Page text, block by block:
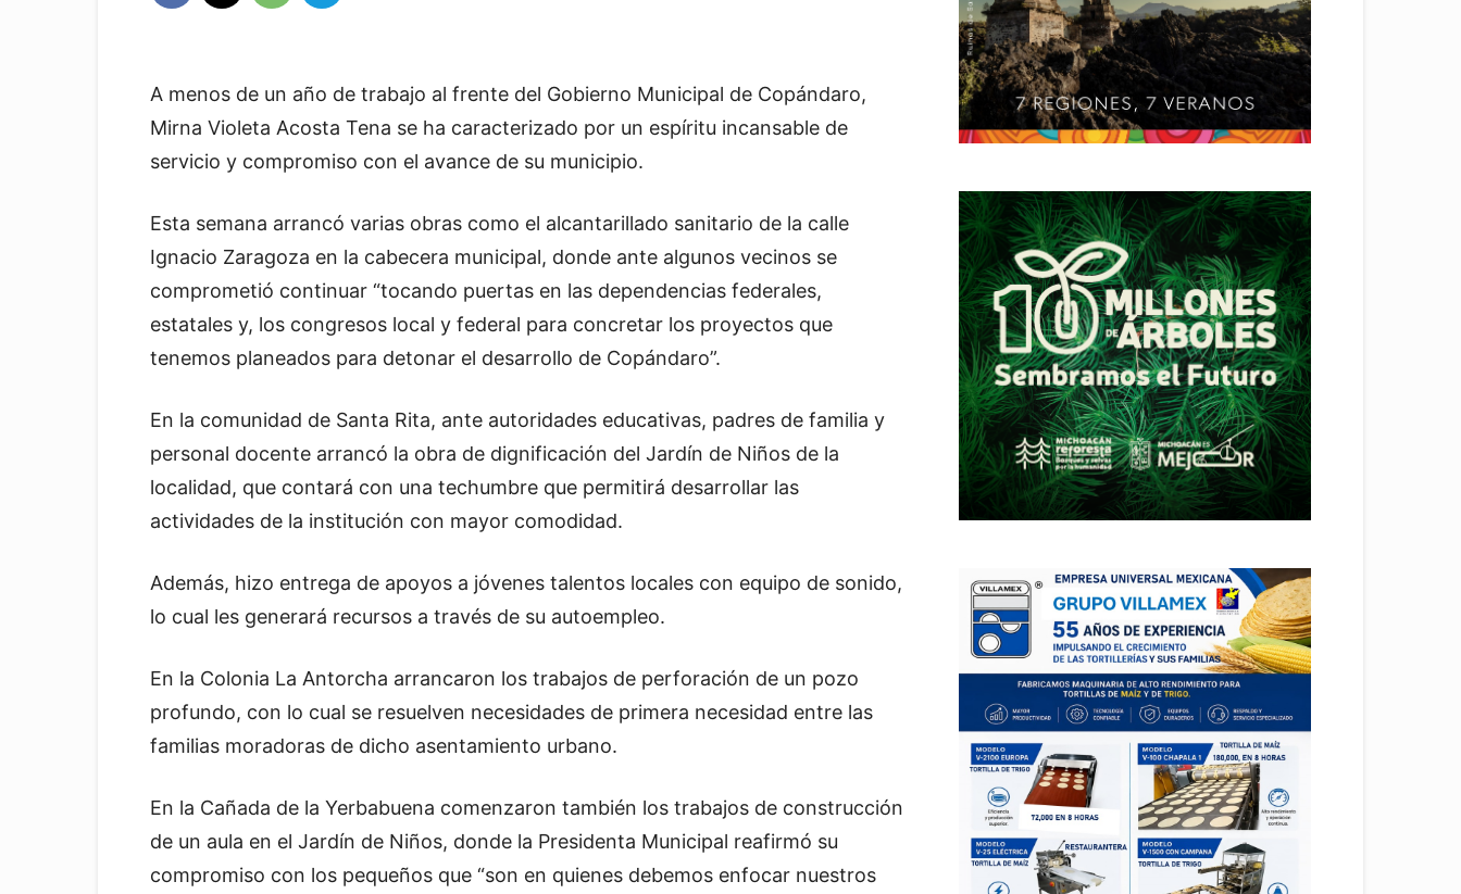
A menos de un año de trabajo al frente del Gobierno Municipal de Copándaro,
Mirna Violeta Acosta Tena se ha caracterizado por un espíritu incansable de
servicio y compromiso con el avance de su municipio.
Esta semana arrancó varias obras como el alcantarillado sanitario de la calle
Ignacio Zaragoza en la cabecera municipal, donde ante algunos vecinos se
comprometió continuar “tocando puertas en las dependencias federales,
estatales y, los congresos local y federal para concretar los proyectos que
tenemos planeados para detonar el desarrollo de Copándaro”.
En la comunidad de Santa Rita, ante autoridades educativas, padres de familia y
personal docente arrancó la obra de dignificación del Jardín de Niños de la
localidad, que contará con una techumbre que permitirá desarrollar las
actividades de la institución con mayor comodidad.
Además, hizo entrega de apoyos a jóvenes talentos locales con equipo de sonido,
lo cual les generará recursos a través de su autoempleo.
En la Colonia La Antorcha arrancaron los trabajos de perforación de un pozo
profundo, con lo cual se resuelven necesidades de primera necesidad entre las
familias moradoras de dicho asentamiento urbano.
En la Cañada de la Yerbabuena comenzaron también los trabajos de construcción
de un aula en el Jardín de Niños, donde la Presidenta Municipal reafirmó su
compromiso con los pequeños que “son en quienes debemos enfocar nuestros